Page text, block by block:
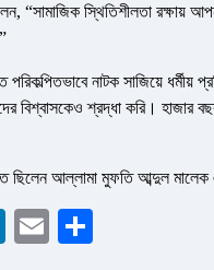
“সামাজিক স্থিতিশীলতা রক্ষায়
পরিকল্পিতভাবে নাটক সাজিয়ে
বিশ্বাসকেও শ্রদ্ধা করি।
ছিলেন আল্লামা মুফতি আব্দুল মালেক
LinkedIn
Email